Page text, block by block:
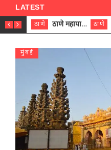
LATEST
ठाणे ठाणे महापालिकेच्या नऊ प्रभाग समित्यांवर अध्यक्ष विराजमान ठाणे
मुंबई